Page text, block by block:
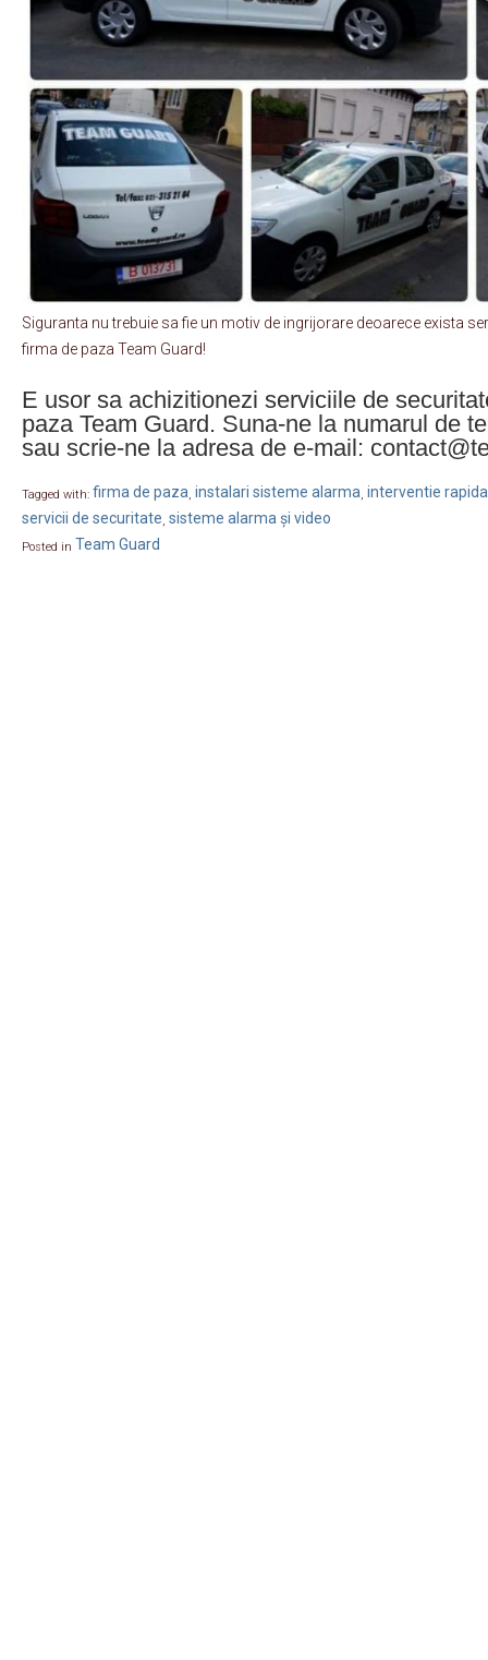
Siguranta nu trebuie sa fie un motiv de ingrijorare deoarece exista
firma de paza Team Guard!
E usor sa achizitionezi serviciile de
paza Team Guard. Suna-ne la numarul de
sau scrie-ne la adresa de e-mail:
Tagged with: firma de paza instalari sisteme alarma interventie rapida
servicii de securitate sisteme alarma și video
Posted in Team Guard